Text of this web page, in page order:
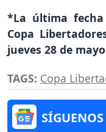
*La última
Copa
jueves 28 de
TAGS: Copa